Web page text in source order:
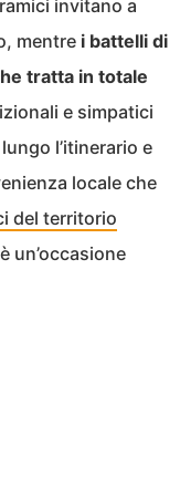
invitano a
mentre i battelli di
tratta in totale
e simpatici
l’itinerario e
locale che
del territorio
un’occasione